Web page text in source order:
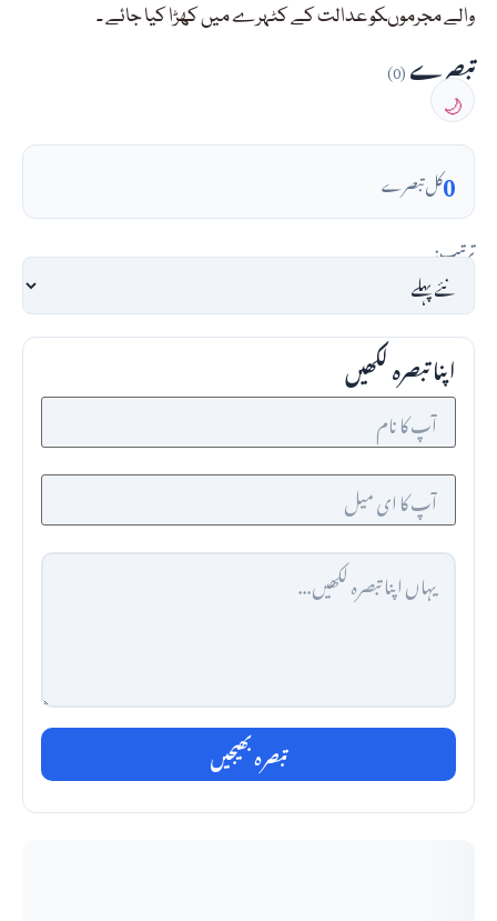
والے مجرموںکو عدالت کے کٹہرے میں کھڑا کیا جائے ۔
تبصرے(0)
🌙
0کل تبصرے
ترتیب:
اپنا تبصرہ لکھیں
تبصرہ بھیجیں